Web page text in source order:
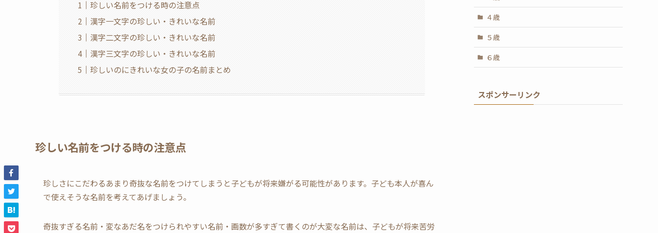
珍しい名前をつける時の注意点
漢字一文字の珍しい・きれいな名前
漢字二文字の珍しい・きれいな名前
漢字三文字の珍しい・きれいな名前
珍しいのにきれいな女の子の名前まとめ
珍しい名前をつける時の注意点
珍しさにこだわるあまり奇抜な名前をつけてしまうと子どもが将来嫌がる可能性があります。子ども本人が喜ん
で使えそうな名前を考えてあげましょう。
奇抜すぎる名前・変なあだ名をつけられやすい名前・画数が多すぎて書くのが大変な名前は、子どもが将来苦労
４歳
５歳
６歳
スポンサーリンク